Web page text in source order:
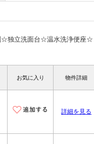
☆独立洗面台☆温水洗浄便座☆
お気に入り 物件詳細
詳細を見る